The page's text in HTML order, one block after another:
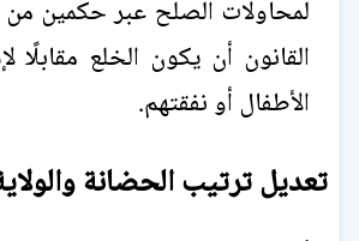
لمحاولات الصلح عبر حكمين من
القانون أن يكون الخلع
الأطفال أو نفقتهم.
تعديل ترتيب الحضانة